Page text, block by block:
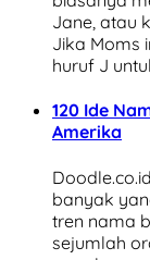
Jane, atau
Jika Moms
huruf J
120 Ide
Amerika
banyak
tren nama
sejumlah